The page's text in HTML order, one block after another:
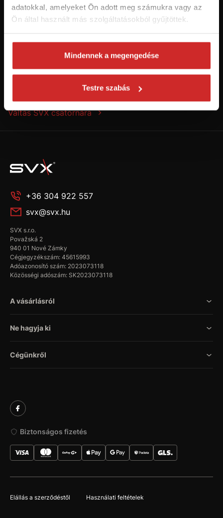
adatokkal, amelyeket Ön adott meg számukra vagy az
Ön által használt más szolgáltatásokból gyűjtöttek.
Mindennek a megengedése
Testre szabás
Kövess minket a Youtube-on!
Váltás SVX csatornára
+36 304 922 557
svx@svx.hu
SVX s.r.o.
Považská 2
940 01 Nové Zámky
Cégjegyzékszám: 45615993
Adóazonosító szám: 2023073118
Közösségi adószám: SK2023073118
A vásárlásról
Ne hagyja ki
Cégünkről
Biztonságos fizetés
Elállás a szerződéstől Használati feltételek